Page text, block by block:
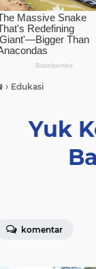
› Edukasi
Yuk
komentar